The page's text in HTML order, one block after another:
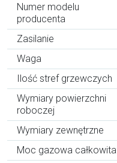
Numer modelu
producenta
Zasilanie
Waga
Ilość stref grzewczych
Wymiary powierzchni
roboczej
Wymiary zewnętrzne
Moc gazowa całkowita